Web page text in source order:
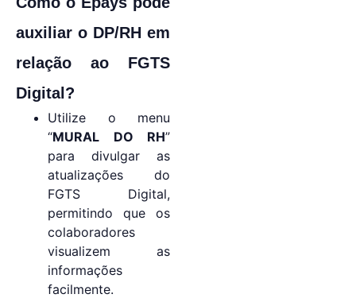
auxiliar o DP/RH em
relação ao FGTS
Digital?
Utilize o menu
“MURAL DO RH”
para divulgar as
atualizações do
FGTS Digital,
permitindo que os
colaboradores
visualizem as
informações
facilmente.